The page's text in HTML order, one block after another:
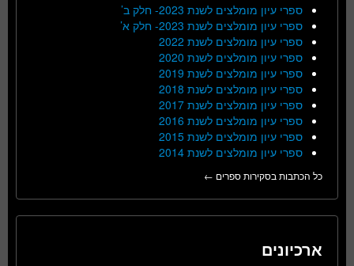
ספרי עיון מומלצים לשנת 2023- חלק ב’
ספרי עיון מומלצים לשנת 2023- חלק א’
ספרי עיון מומלצים לשנת 2022
ספרי עיון מומלצים לשנת 2020
ספרי עיון מומלצים לשנת 2019
ספרי עיון מומלצים לשנת 2018
ספרי עיון מומלצים לשנת 2017
ספרי עיון מומלצים לשנת 2016
ספרי עיון מומלצים לשנת 2015
ספרי עיון מומלצים לשנת 2014
כל הכתבות בסקירות ספרים ←
ארכיונים